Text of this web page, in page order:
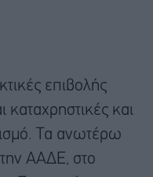
επιβολής
και
Τα ανωτέρω
ΑΑΔΕ, στο